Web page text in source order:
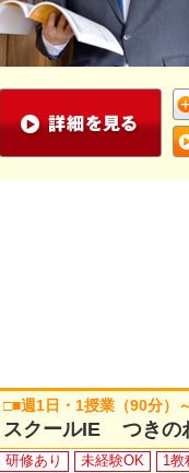
□■週1日・1授業（90分）
スクールIE つきの
研修あり 未経験OK 1教